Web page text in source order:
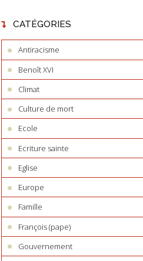
CATÉGORIES
Antiracisme
Benoît XVI
Climat
Culture de mort
Ecole
Ecriture sainte
Eglise
Europe
Famille
François (pape)
Gouvernement